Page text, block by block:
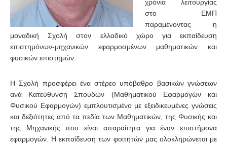
χρόνια λειτουργίας
στο ΕΜΠ
παραμένοντας η
μοναδική Σχολή στον ελλαδικό χώρο για εκπαίδευση
επιστημόνων-μηχανικών εφαρμοσμένων μαθηματικών και
φυσικών επιστημών.
Η Σχολή προσφέρει ένα στέρεο υπόβαθρο βασικών γνώσεων
ανά Κατεύθυνση Σπουδών (Μαθηματικού Εφαρμογών και
Φυσικού Εφαρμογών) εμπλουτισμένο με εξειδικευμένες γνώσεις
και δεξιότητες από τα πεδία των Μαθηματικών, της Φυσικής και
της Μηχανικής που είναι απαραίτητα για έναν επιστήμονα
εφαρμογών. Η εκπαίδευση των φοιτητών μας ολοκληρώνεται με